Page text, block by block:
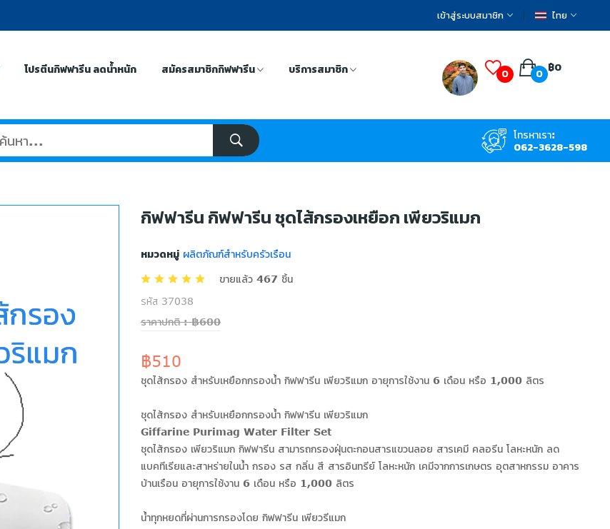
เข้าสู่ระบบสมาชิก ไทย
โปรตีนกิฟฟารีน ลดน้ำหนัก สมัครสมาชิกกิฟฟารีน บริการสมาชิก 0 ฿0
0
โทรหาเรา:
062-3628-598
กิฟฟารีน กิฟฟารีน ชุดไส้กรองเหยือก เพียวริแมก
หมวดหมู่ ผลิตภัณฑ์สำหรับครัวเรือน
ขายแล้ว 467 ชิ้น
รหัส 37038
ราคาปกติ : ฿600
฿510
ชุดไส้กรอง สำหรับเหยือกกรองน้ำ กิฟฟารีน เพียวริแมก อายุการใช้งาน 6 เดือน หรือ 1,000 ลิตร
ชุดไส้กรอง สำหรับเหยือกกรองน้ำ กิฟฟารีน เพียวริแมก
Giffarine Purimag Water Filter Set
ชุดไส้กรอง เพียวริแมก กิฟฟารีน สามารถกรองฝุ่นตะกอนสารแขวนลอย สารเคมี คลอรีน โลหะหนัก ลด
แบคทีเรียและสาหร่ายในน้ำ กรอง รส กลิ่น สี สารอินทรีย์ โลหะหนัก เคมีจากการเกษตร อุตสาหกรรม อาคาร
บ้านเรือน อายุการใช้งาน 6 เดือน หรือ 1,000 ลิตร
น้ำทุกหยดที่ผ่านการกรองโดย กิฟฟารีน เพียวรีแมก